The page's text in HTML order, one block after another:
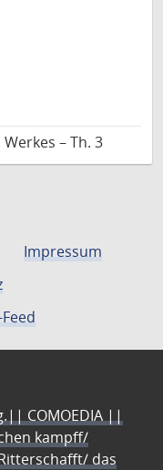
– Th. 3
Impressum
Feed
COMOEDIA ||
kampff/
das